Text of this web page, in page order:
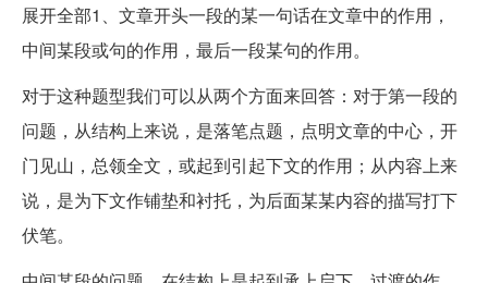
展开全部1、文章开头一段的某一句话在文章中的作用，
中间某段或句的作用，最后一段某句的作用。
对于这种题型我们可以从两个方面来回答：对于第一段的
问题，从结构上来说，是落笔点题，点明文章的中心，开
门见山，总领全文，或起到引起下文的作用；从内容上来
说，是为下文作铺垫和衬托，为后面某某内容的描写打下
伏笔。